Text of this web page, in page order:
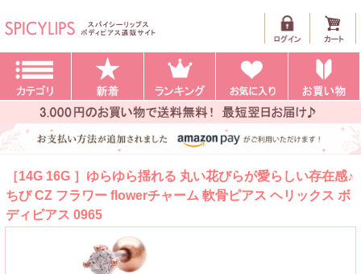
［14G 16G ］ゆらゆら揺れる 丸い花びらが愛らしい存在感♪
ちび CZ フラワー flowerチャーム 軟骨ピアス ヘリックス ボ
ディピアス 0965